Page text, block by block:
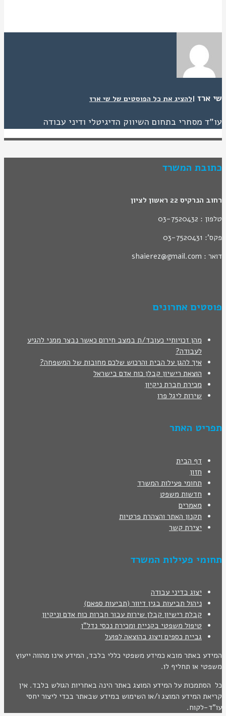
שי ארז |להציג את כל הפוסטים של שי ארז
עו"ד מסחרי בתחום השיווק הדיגיטלי ודיני עבודה
כתובת המשרד
רחוב הנרקיס 22 ראשון לציון
טלפון : 03-7520432
פקס': 03-7520431
דואר : shaierez@gmail.com
פוסטים אחרונים
מהן זכויותיי כעובד/ת במצב חירום כאשר נבצר ממני להגיע
לעבודה?
איך להגן על הבית והרכוש שלכם מחובות של המשפחה?
הוצאת רישיון קבלן כוח אדם בישראל
מכירת חברת ניקיון
שירות ליגל פרו
תפריט האתר
דף הבית
חזון
תחומי פעילות המשרד
חדשות משפט
מאמרים
תקנון האתר והצהרת פרטיות
יצירת קשר
תחומי פעילות המשרד
יצוג בדיני עבודה
ניהול תביעות בגין דיוור (תביעות ספאם)
קבלת רישיון קבלן שירות עבור חברות כוח אדם וניקיון
טיפול משפטי בקניית ומכירת נכסי נדל"ן
גביית כספים ויצוג בהוצאה לפועל
המידע באתר מובא כמידע משפטי כללי בלבד, המידע אינו מהווה ייעוץ
משפטי או תחליף לו.
כל הסתמכות על המידע המוצג באתר הינה באחריות הגולש בלבד. אין
קריאת המידע המוצג ו/או השימוש במידע שבאתר בכדי ליצור יחסי
עו"ד-לקוח.